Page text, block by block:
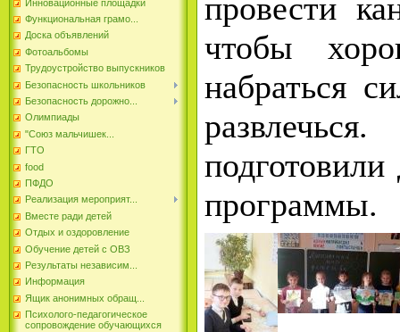
Инновационные площадки
Функциональная грамо...
Доска объявлений
Фотоальбомы
Трудоустройство выпускников
Безопасность школьников
Безопасность дорожно...
Олимпиады
"Союз мальчишек...
ГТО
food
ПФДО
Реализация мероприят...
Вместе ради детей
Отдых и оздоровление
Обучение детей с ОВЗ
Результаты независим...
Информация
Ящик анонимных обращ...
Психолого-педагогическое
сопровождение обучающихся
провести
чтобы
набраться
программы.